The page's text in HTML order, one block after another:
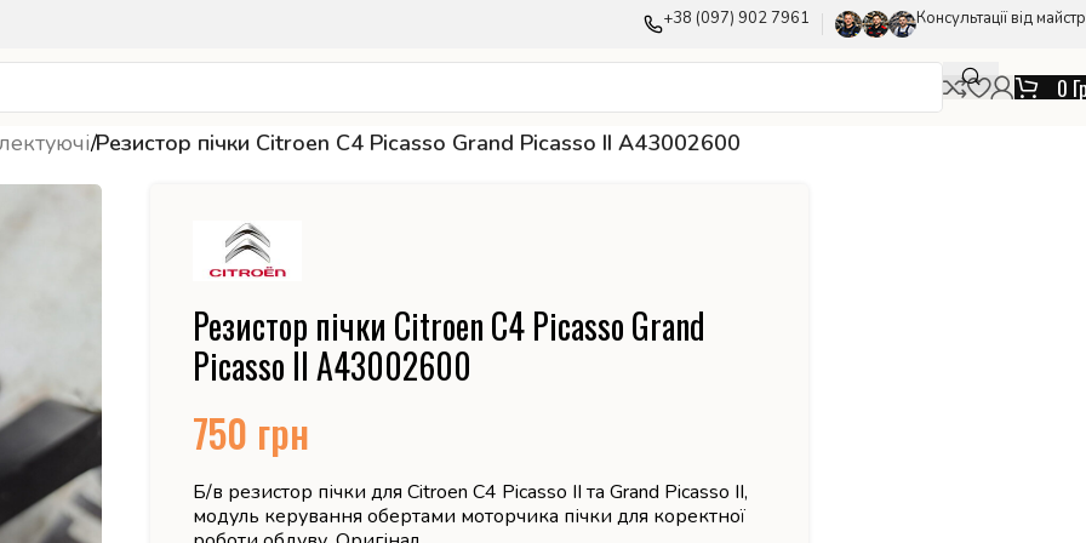
+38 (097) 902 7961 Консультації від
0
/Резистор пічки Citroen C4 Picasso Grand Picasso II A43002600
Резистор пічки Citroen C4 Picasso Grand
Picasso II A43002600
750 грн
Б/в резистор пічки для Citroen C4 Picasso II та Grand Picasso II,
модуль керування обертами моторчика пічки для коректної